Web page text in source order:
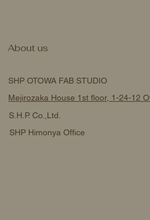
SHP OTOWA FAB STUDIO
Mejirozaka House 1st floor, 1-24-12
S.H.P. Co.,Ltd.
SHP Himonya Office
About us